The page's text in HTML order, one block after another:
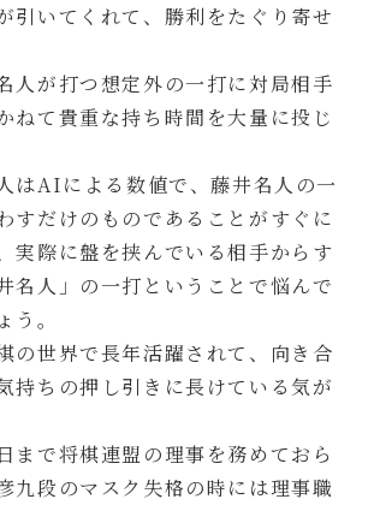
引いてくれて、勝利をたぐり寄せ
人が打つ想定外の一打に対局相手
ねて貴重な持ち時間を大量に投じ
はAIによる数値で、藤井名人の一
すだけのものであることがすぐに
実際に盤を挟んでいる相手からす
名人」の一打ということで悩んで
う。
の世界で長年活躍されて、向き合
持ちの押し引きに長けている気が
まで将棋連盟の理事を務めておら
九段のマスク失格の時には理事職